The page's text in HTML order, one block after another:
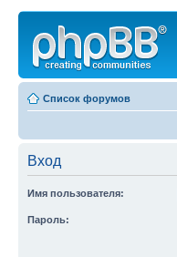
Список форумов
Вход
Имя пользователя:
Пароль: